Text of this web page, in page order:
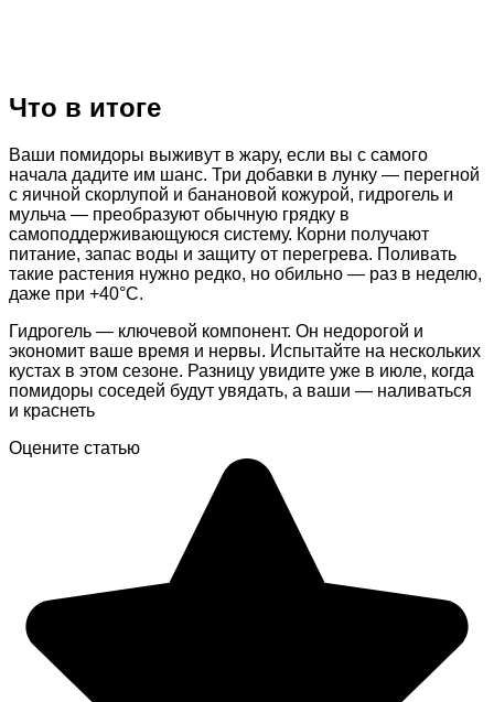
Что в итоге
Ваши помидоры выживут в жару, если вы с самого
начала дадите им шанс. Три добавки в лунку — перегной
с яичной скорлупой и банановой кожурой, гидрогель и
мульча — преобразуют обычную грядку в
самоподдерживающуюся систему. Корни получают
питание, запас воды и защиту от перегрева. Поливать
такие растения нужно редко, но обильно — раз в неделю,
даже при +40°C.
Гидрогель — ключевой компонент. Он недорогой и
экономит ваше время и нервы. Испытайте на нескольких
кустах в этом сезоне. Разницу увидите уже в июле, когда
помидоры соседей будут увядать, а ваши — наливаться
и краснеть
Оцените статью